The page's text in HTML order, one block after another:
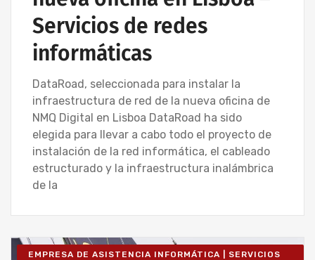
Servicios de redes
informáticas
DataRoad, seleccionada para instalar la
infraestructura de red de la nueva oficina de
NMQ Digital en Lisboa DataRoad ha sido
elegida para llevar a cabo todo el proyecto de
instalación de la red informática, el cableado
estructurado y la infraestructura inalámbrica
de la
EMPRESA DE ASISTENCIA INFORMÁTICA | SERVICIOS